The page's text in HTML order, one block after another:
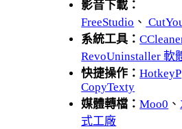
影音下載：
FreeStudio 、
系統工具：
RevoUninstaller 軟
快捷操作：HotkeyP
CopyTexty
媒體轉檔：Moo0 、
式工廠